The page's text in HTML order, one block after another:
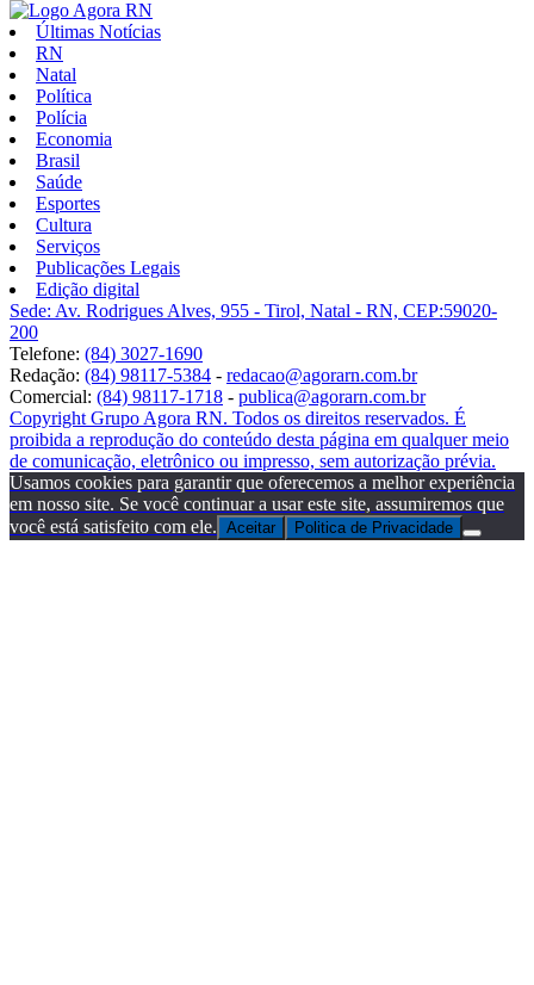
Últimas Notícias
RN
Natal
Política
Polícia
Economia
Brasil
Saúde
Esportes
Cultura
Serviços
Publicações Legais
Edição digital
Sede: Av. Rodrigues Alves, 955 - Tirol, Natal - RN, CEP:59020-
200
Telefone: (84) 3027-1690
Redação: (84) 98117-5384 - redacao@agorarn.com.br
Comercial: (84) 98117-1718 - publica@agorarn.com.br
Copyright Grupo Agora RN. Todos os direitos reservados. É
proibida a reprodução do conteúdo desta página em qualquer meio
de comunicação, eletrônico ou impresso, sem autorização prévia.
Usamos cookies para garantir que oferecemos a melhor experiência
em nosso site. Se você continuar a usar este site, assumiremos que
você está satisfeito com ele. Aceitar Politica de Privacidade